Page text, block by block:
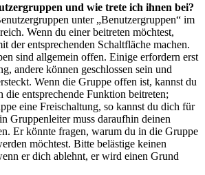
und wie trete ich ihnen bei?
unter „Benutzergruppen“ im
Wenn du einer beitreten möchtest,
der entsprechenden Schaltfläche machen.
sind allgemein offen. Einige erfordern erst
andere können geschlossen sein und
Wenn die Gruppe offen ist, kannst du
die entsprechende Funktion beitreten;
eine Freischaltung, so kannst du dich für
Gruppenleiter muss daraufhin deinen
Er könnte fragen, warum du in die Gruppe
möchtest. Bitte belästige keinen
er dich ablehnt, er wird einen Grund